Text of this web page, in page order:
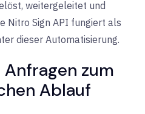
weitergeleitet und
Nitro Sign API fungiert als
dieser Automatisierung.
zum
Ablauf